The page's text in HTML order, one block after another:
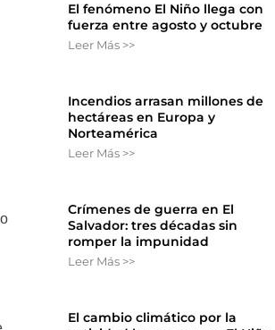
El fenómeno El Niño llega con
fuerza entre agosto y octubre
Leer Más >>
Incendios arrasan millones de
hectáreas en Europa y
Norteamérica
Leer Más >>
Crímenes de guerra en El
Salvador: tres décadas sin
romper la impunidad
Leer Más >>
El cambio climático por la